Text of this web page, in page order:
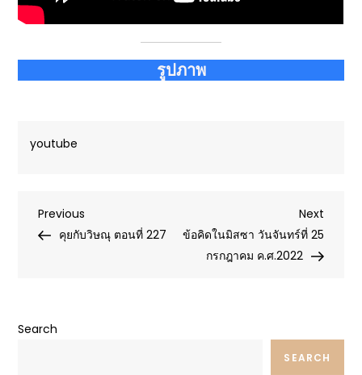
รูปภาพ
youtube
Post
Previous
Post
Previous
คุยกับวิษณุ ตอนที่ 227
Next
Post
Next
ข้อคิดในมิสซา วันจันทร์ที่ 25
กรกฎาคม ค.ศ.2022
Search
SEARCH